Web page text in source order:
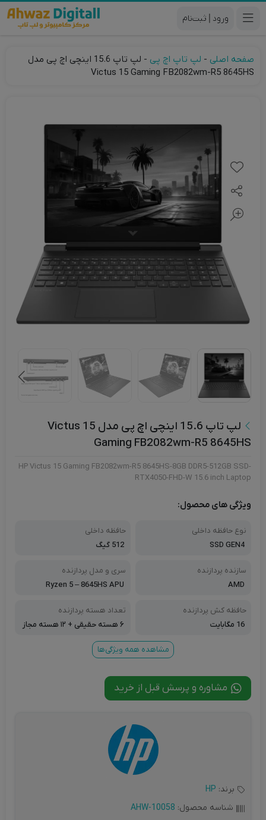
|
صفحه اصلی - لپ تاپ اچ پی -
لپ تاپ 15.6 اینچی اچ‌ پی مدل
Victus 15 Gaming FB2082wm-R5 8645HS
لپ تاپ 15.6 اینچی اچ‌ پی مدل Victus 15
Gaming FB2082wm-R5 8645HS
HP Victus 15 Gaming FB2082wm-R5 8645HS-8GB DDR5-512GB SSD-
RTX4050-FHD-W 15.6 inch Laptop
ویژگی های محصول:
نوع حافظه داخلی
SSD GEN4
حافظه داخلی
512 گیگ
سازنده پردازنده
AMD
سری و مدل پردازنده
Ryzen 5 – 8645HS APU
حافظه کش پردازنده
16 مگابایت
تعداد هسته پردازنده
۶ هسته حقیقی + ۱۲ هسته مجاز
مشاهده همه ویژگی‌ها
مشاوره و پرسش قبل از خرید
برند: HP
شناسه محصول: AHW-10058